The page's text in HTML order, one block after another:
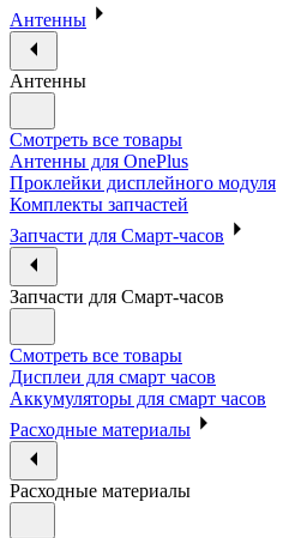
Антенны
Антенны
Смотреть все товары
Антенны для OnePlus
Проклейки дисплейного модуля
Комплекты запчастей
Запчасти для Смарт-часов
Запчасти для Смарт-часов
Смотреть все товары
Дисплеи для смарт часов
Аккумуляторы для смарт часов
Расходные материалы
Расходные материалы